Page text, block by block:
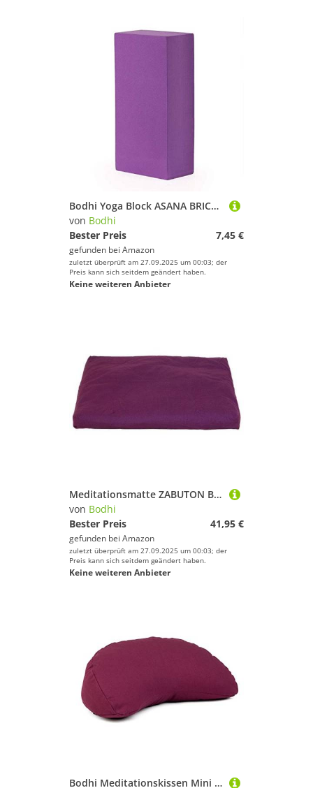
Bodhi Yoga Block ASANA BRICK | Yogablock aus EVA Schaumstoff | Hilfsmittel für Anfänger und Fortgeschrittene | Trainingszubehör für Yoga & Pilates | lila
von Bodhi
Bester Preis
7,45 €
gefunden bei Amazon
zuletzt überprüft am 27.09.2025 um 00:03; der
Preis kann sich seitdem geändert haben.
Keine weiteren Anbieter
Meditationsmatte ZABUTON BASIC 80 x 80 x 7 cm, aubergine 279-A
von Bodhi
Bester Preis
41,95 €
gefunden bei Amazon
zuletzt überprüft am 27.09.2025 um 00:03; der
Preis kann sich seitdem geändert haben.
Keine weiteren Anbieter
Bodhi Meditationskissen Mini Halbmond | Yogi MOND ECO | 100% Bio-Baumwollbezug | Yogakissen halbmondförmig mit Buchweizenfüllung | Halbmondkissen für Yoga & Meditation | aubergine